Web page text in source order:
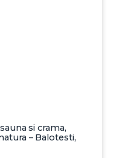
si crama,
– Balotesti,